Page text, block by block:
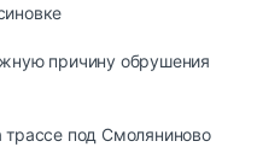
причину обрушения
под Смоляниново